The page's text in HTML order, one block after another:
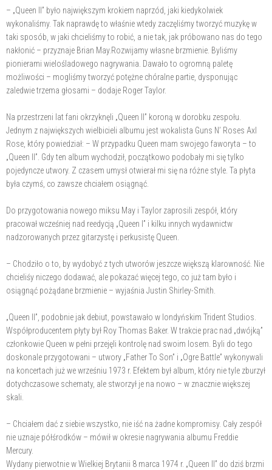
– „Queen II” było największym krokiem naprzód, jaki kiedykolwiek
wykonaliśmy. Tak naprawdę to właśnie wtedy zaczęliśmy tworzyć muzykę w
taki sposób, w jaki chcieliśmy to robić, a nie tak, jak próbowano nas do tego
nakłonić – przyznaje Brian May.Rozwijamy własne brzmienie. Byliśmy
pionierami wielośladowego nagrywania. Dawało to ogromną paletę
możliwości – mogliśmy tworzyć potężne chóralne partie, dysponując
zaledwie trzema głosami – dodaje Roger Taylor.
Na przestrzeni lat fani okrzyknęli „Queen II” koroną w dorobku zespołu.
Jednym z największych wielbicieli albumu jest wokalista Guns N’ Roses Axl
Rose, który powiedział: – W przypadku Queen mam swojego faworyta – to
„Queen II”. Gdy ten album wychodził, początkowo podobały mi się tylko
pojedyncze utwory. Z czasem umysł otwierał mi się na różne style. Ta płyta
była czymś, co zawsze chciałem osiągnąć.
Do przygotowania nowego miksu May i Taylor zaprosili zespół, który
pracował wcześniej nad reedycją „Queen I” i kilku innych wydawnictw
nadzorowanych przez gitarzystę i perkusistę Queen.
– Chodziło o to, by wydobyć z tych utworów jeszcze większą klarowność. Nie
chcieliśy niczego dodawać, ale pokazać więcej tego, co już tam było i
osiągnąć pożądane brzmienie – wyjaśnia Justin Shirley-Smith.
„Queen II”, podobnie jak debiut, powstawało w londyńskim Trident Studios.
Współproducentem płyty był Roy Thomas Baker. W trakcie prac nad „dwójką”
członkowie Queen w pełni przejęli kontrolę nad swoim losem. Byli do tego
doskonale przygotowani – utwory „Father To Son” i „Ogre Battle” wykonywali
na koncertach już we wrześniu 1973 r. Efektem był album, który nie tyle zburzył
dotychczasowe schematy, ale stworzył je na nowo – w znacznie większej
skali.
– Chciałem dać z siebie wszystko, nie iść na żadne kompromisy. Cały zespół
nie uznaje półśrodków – mówił w okresie nagrywania albumu Freddie
Mercury.
Wydany pierwotnie w Wielkiej Brytanii 8 marca 1974 r. „Queen II” do dziś brzmi